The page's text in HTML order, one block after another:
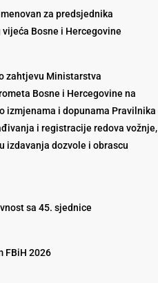
za predsjednika
Bosne i Hercegovine
zahtjevu Ministarstva
Bosne i Hercegovine na
izmjenama i dopunama Pravilnika
i registracije redova vožnje,
izdavanja dozvole i obrascu
sa 45. sjednice
FBiH 2026